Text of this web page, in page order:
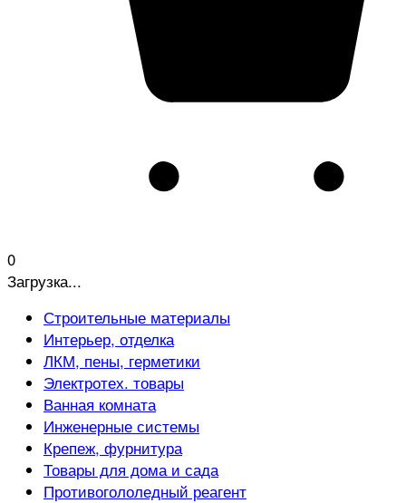
0
Загрузка...
Строительные материалы
Интерьер, отделка
ЛКМ, пены, герметики
Электротех. товары
Ванная комната
Инженерные системы
Крепеж, фурнитура
Товары для дома и сада
Противогололедный реагент